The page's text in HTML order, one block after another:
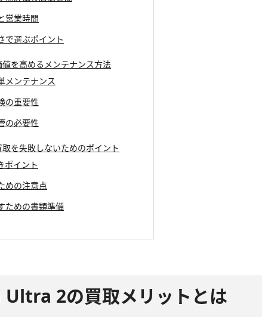
営業時間
で選ぶポイント
を高めるメンテナンス方法
メンテナンス
の重要性
の必要性
を失敗しないためのポイント
ポイント
めの注意点
ための書類準備
2の買取メリットとは